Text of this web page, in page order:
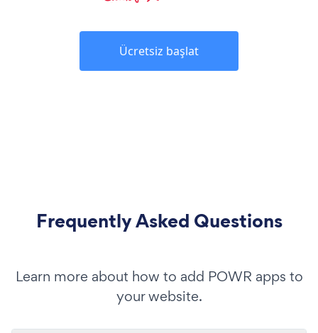
Ücretsiz başlat
Frequently Asked Questions
Learn more about how to add POWR apps to
your website.